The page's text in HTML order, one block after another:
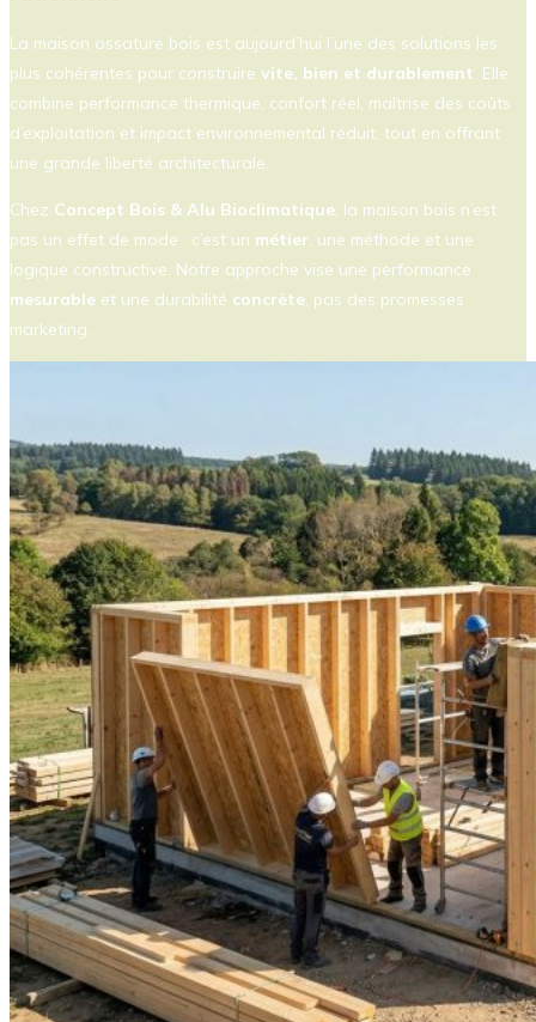
La maison ossature bois est aujourd’hui l’une des solutions les
plus cohérentes pour construire vite, bien et durablement. Elle
combine performance thermique, confort réel, maîtrise des coûts
d’exploitation et impact environnemental réduit, tout en offrant
une grande liberté architecturale.
Chez Concept Bois & Alu Bioclimatique, la maison bois n’est
pas un effet de mode : c’est un métier, une méthode et une
logique constructive. Notre approche vise une performance
mesurable et une durabilité concrète, pas des promesses
marketing.